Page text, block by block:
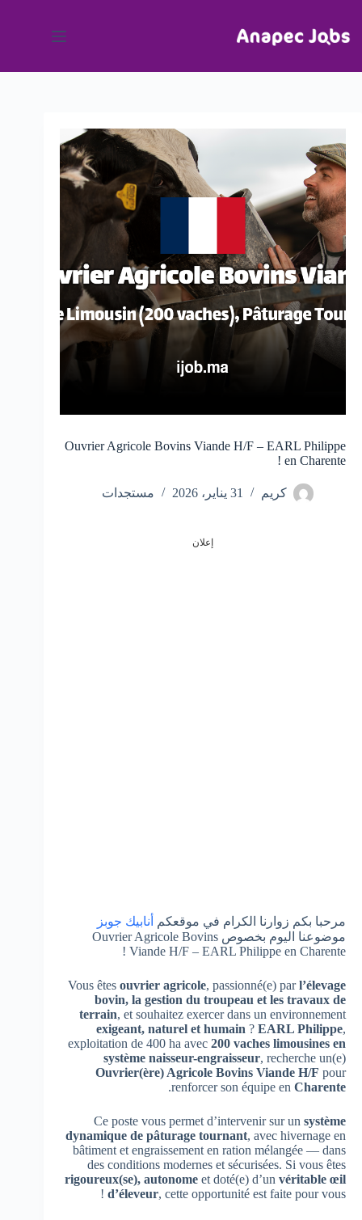
المحتوى
Ouvrier Agricole Bovins Viande H/F – EARL Philippe
en Charente !
كريم 31 يناير، 2026 مستجدات
إعلان
مرحبا بكم زوارنا الكرام في موقعكم
أنابيك جوبز
موضوعنا اليوم بخصوص Ouvrier Agricole Bovins
Viande H/F – EARL Philippe en Charente !
Vous êtes ouvrier agricole, passionné(e) parl’élevage
bovin, la gestion du troupeau et les travaux de
terrain, et souhaitez exercer dans un environnement
exigeant, naturel et humain ? EARL Philippe,
exploitation de 400 ha avec 200 vaches limousines en
système naisseur-engraisseur, recherche un(e)
Ouvrier(ère) Agricole Bovins Viande H/F pour
renforcer son équipe en Charente
.
Ce poste vous permet d’intervenir sur un système
dynamique de pâturage tournant, avec hivernage en
bâtiment et engraissement en ration mélangée — dans
des conditions modernes et sécurisées. Si vous êtes
rigoureux(se), autonome et doté(e) d’un véritable œil
d’éleveur, cette opportunité est faite pour vous !